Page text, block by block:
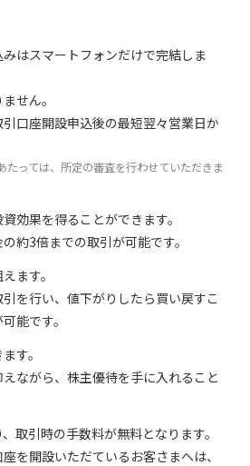
はスマートフォンだけで完結しま
せん。
口座開設申込後の最短翌々営業日か
っては、所定の審査を行わせていただきま
効果を得ることができます。
約3倍までの取引が可能です。
ます。
を行い、値下がりしたら買い戻すこ
能です。
す。
ながら、株主優待を手に入れること
取引時の手数料が無料となります。
を開設いただているお客さまへは、